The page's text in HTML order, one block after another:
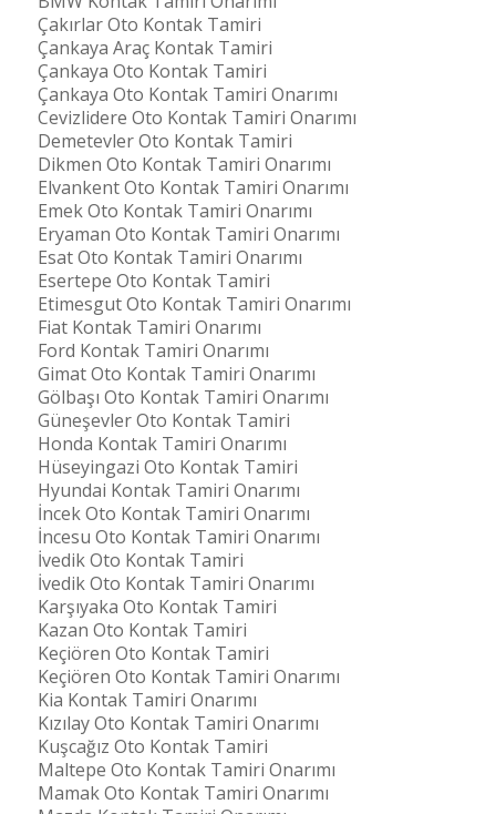
Çakırlar Oto Kontak Tamiri
Çankaya Araç Kontak Tamiri
Çankaya Oto Kontak Tamiri
Çankaya Oto Kontak Tamiri Onarımı
Cevizlidere Oto Kontak Tamiri Onarımı
Demetevler Oto Kontak Tamiri
Dikmen Oto Kontak Tamiri Onarımı
Elvankent Oto Kontak Tamiri Onarımı
Emek Oto Kontak Tamiri Onarımı
Eryaman Oto Kontak Tamiri Onarımı
Esat Oto Kontak Tamiri Onarımı
Esertepe Oto Kontak Tamiri
Etimesgut Oto Kontak Tamiri Onarımı
Fiat Kontak Tamiri Onarımı
Ford Kontak Tamiri Onarımı
Gimat Oto Kontak Tamiri Onarımı
Gölbaşı Oto Kontak Tamiri Onarımı
Güneşevler Oto Kontak Tamiri
Honda Kontak Tamiri Onarımı
Hüseyingazi Oto Kontak Tamiri
Hyundai Kontak Tamiri Onarımı
İncek Oto Kontak Tamiri Onarımı
İncesu Oto Kontak Tamiri Onarımı
İvedik Oto Kontak Tamiri
İvedik Oto Kontak Tamiri Onarımı
Karşıyaka Oto Kontak Tamiri
Kazan Oto Kontak Tamiri
Keçiören Oto Kontak Tamiri
Keçiören Oto Kontak Tamiri Onarımı
Kia Kontak Tamiri Onarımı
Kızılay Oto Kontak Tamiri Onarımı
Kuşcağız Oto Kontak Tamiri
Maltepe Oto Kontak Tamiri Onarımı
Mamak Oto Kontak Tamiri Onarımı